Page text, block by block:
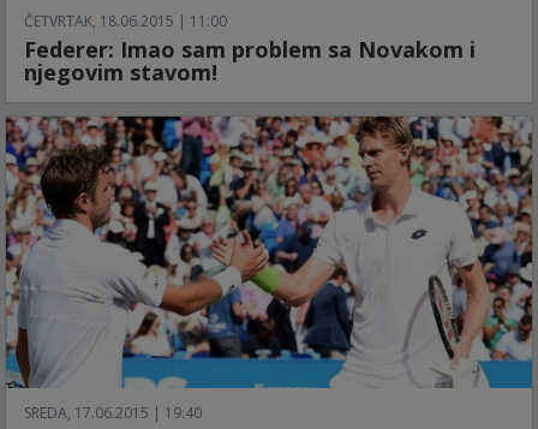
ČETVRTAK, 18.06.2015 | 11:00
Federer: Imao sam problem sa Novakom i
njegovim stavom!
SREDA, 17.06.2015 | 19:40